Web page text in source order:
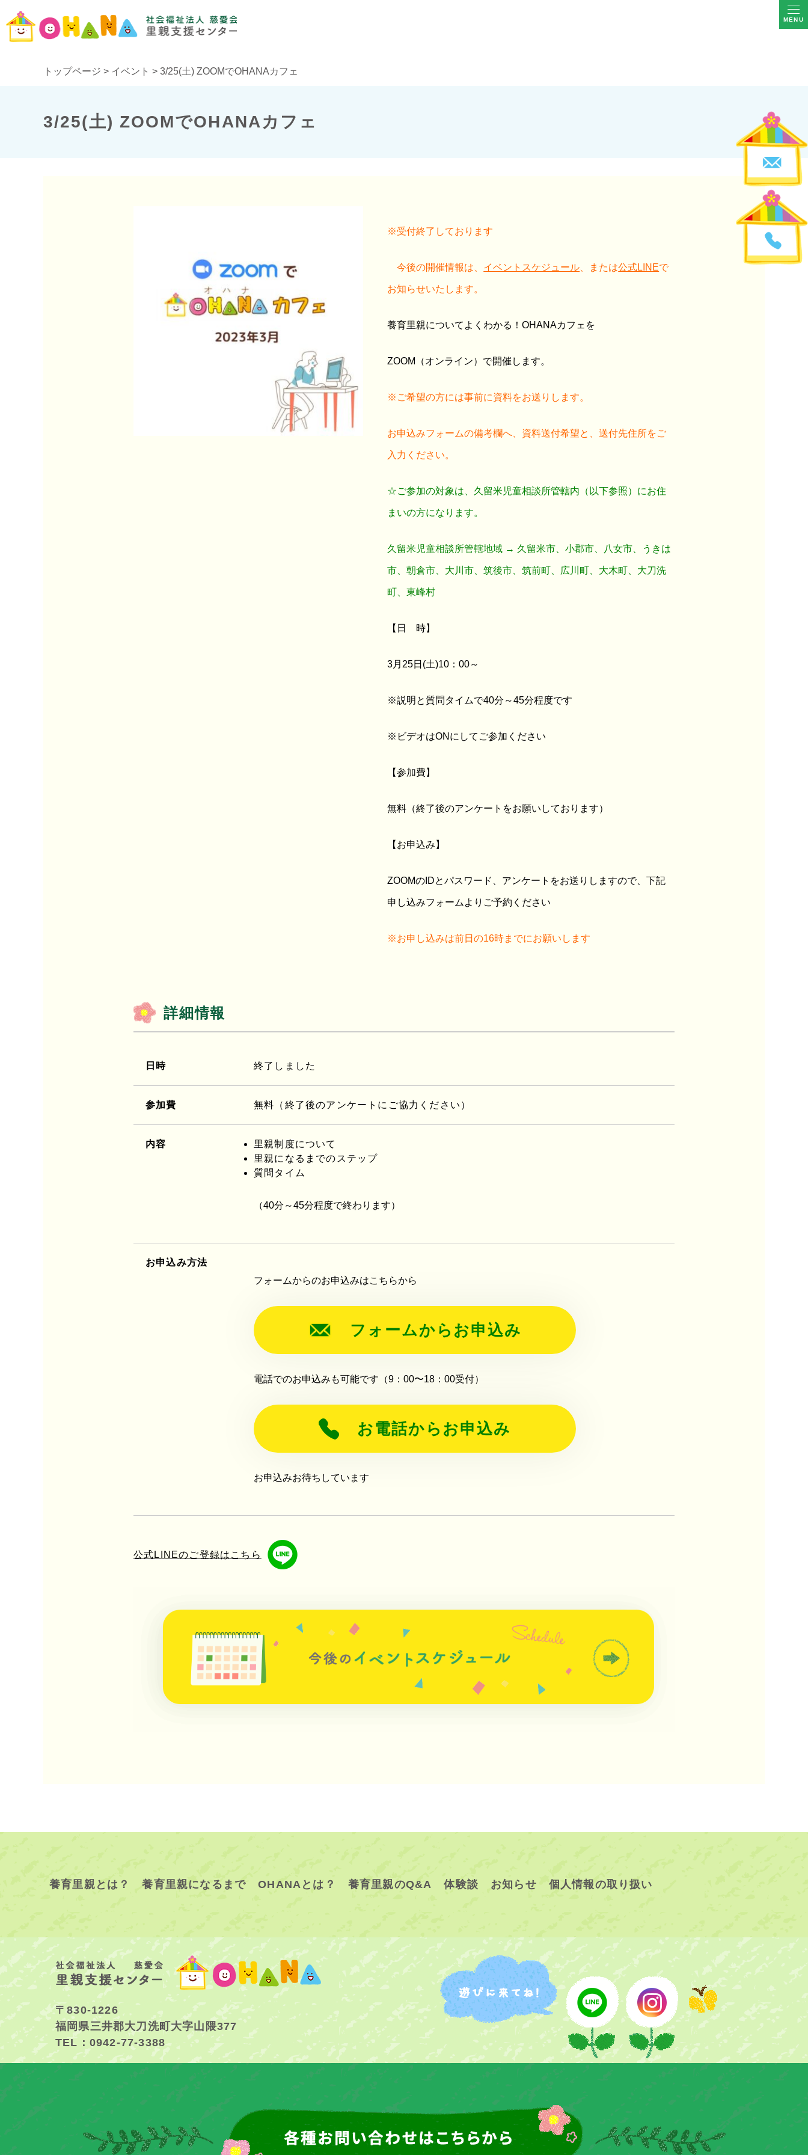
MENU
トップページ > イベント > 3/25(土) ZOOMでOHANAカフェ
3/25(土) ZOOMでOHANAカフェ
※受付終了しております
今後の開催情報は、 イベントスケジュール 、または公式LINEで
お知らせいたします。
養育里親についてよくわかる！OHANAカフェを
ZOOM（オンライン）で開催します。
※ご希望の方には事前に資料をお送りします。
お申込みフォームの備考欄へ、資料送付希望と、送付先住所をご
入力ください。
☆ご参加の対象は、久留米児童相談所管轄内（以下参照）にお住
まいの方になります。
久留米児童相談所管轄地域 → 久留米市、小郡市、八女市、うきは
市、朝倉市、大川市、筑後市、筑前町、広川町、大木町、大刀洗
町、東峰村
【日 時】
3月25日(土)10：00～
※説明と質問タイムで40分～45分程度です
※ビデオはONにしてご参加ください
【参加費】
無料（終了後のアンケートをお願いしております）
【お申込み】
ZOOMのIDとパスワード、アンケートをお送りしますので、下記
申し込みフォームよりご予約ください
※お申し込みは前日の16時までにお願いします
詳細情報
日時 終了しました
参加費 無料（終了後のアンケートにご協力ください）
内容
里親制度について
里親になるまでのステップ
質問タイム
（40分～45分程度で終わります）
お申込み方法
フォームからのお申込みはこちらから
フォームからお申込み
電話でのお申込みも可能です（9：00〜18：00受付）
お電話からお申込み
お申込みお待ちしています
公式LINEのご登録はこちら
養育里親とは？ 養育里親になるまで OHANAとは？ 養育里親のQ&A 体験談 お知らせ 個人情報の取り扱い
〒830-1226
福岡県三井郡大刀洗町大字山隈377
TEL：0942-77-3388